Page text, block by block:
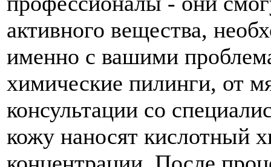
активного вещества,
именно с вашими
химические пилинги, от
консультации со
кожу наносят кислотный